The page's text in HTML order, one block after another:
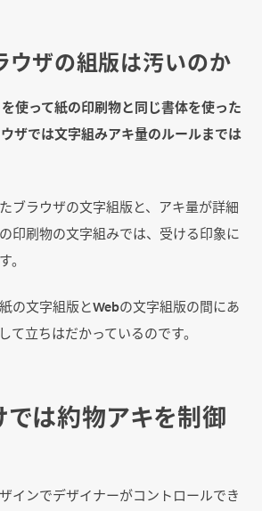
ウザの組版は汚いのか
使って紙の印刷物と同じ書体を使った
ザでは文字組みアキ量のルールまでは
ブラウザの文字組版と、アキ量が詳細
印刷物の文字組みでは、受ける印象に
。
の文字組版とWebの文字組版の間にあ
て立ちはだかっているのです。
は約物アキを制御
インでデザイナーがコントロールでき